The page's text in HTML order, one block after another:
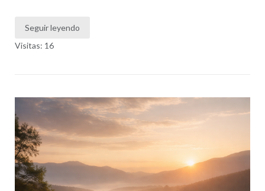
Seguir leyendo
Visitas: 16